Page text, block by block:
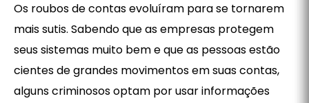
Os roubos de contas evoluíram para se tornarem
mais sutis. Sabendo que as empresas protegem
seus sistemas muito bem e que as pessoas estão
cientes de grandes movimentos em suas contas,
alguns criminosos optam por usar informações